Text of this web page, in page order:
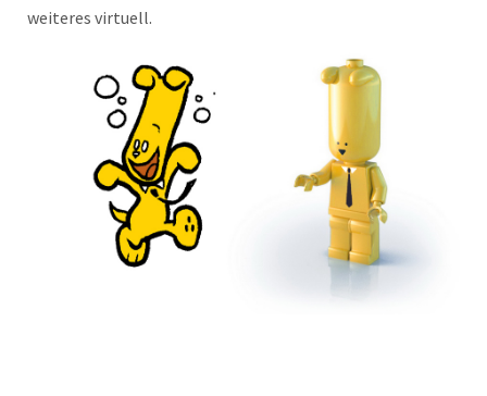
weiteres virtuell.